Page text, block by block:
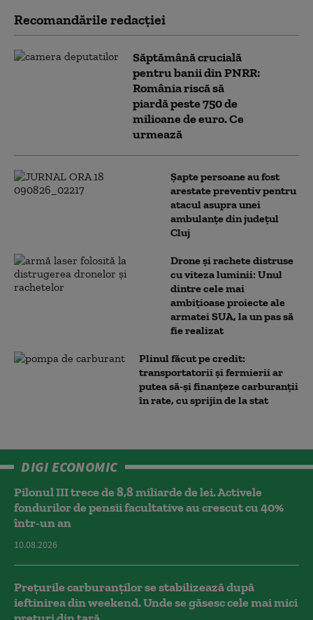
Recomandările redacţiei
Săptămână crucială
pentru banii din PNRR:
România riscă să
piardă peste 750 de
milioane de euro. Ce
urmează
Șapte persoane au fost
arestate preventiv pentru
atacul asupra unei
ambulanțe din județul
Cluj
Drone și rachete distruse
cu viteza luminii: Unul
dintre cele mai
ambițioase proiecte ale
armatei SUA, la un pas să
fie realizat
Plinul făcut pe credit:
transportatorii și fermierii ar
putea să-și finanțeze carburanții
în rate, cu sprijin de la stat
DIGI ECONOMIC
Pilonul III trece de 8,8 miliarde de lei. Activele
fondurilor de pensii facultative au crescut cu 40%
într-un an
10.08.2026
Prețurile carburanților se stabilizează după
ieftinirea din weekend. Unde se găsesc cele mai mici